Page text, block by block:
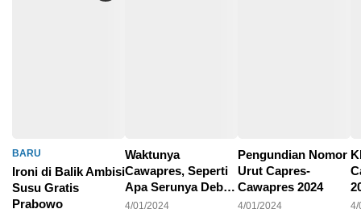
BARU
Ironi di Balik Ambisi
Susu Gratis
Prabowo
Waktunya
Cawapres, Seperti
Apa Serunya Debat
Pilpres 2024?
4/01/2024
Pengundian Nomor
Urut Capres-
Cawapres 2024
4/01/2024 4/